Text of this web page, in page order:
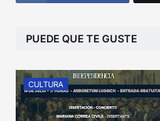
PUEDE QUE TE GUSTE
CULTURA